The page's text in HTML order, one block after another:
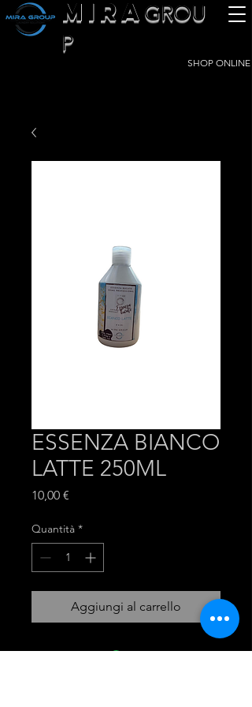
SHOP ONLINE
MIRA GROU
P
ESSENZA BIANCO
LATTE 250ML
10,00 €
Quantità *
Aggiungi al carrello